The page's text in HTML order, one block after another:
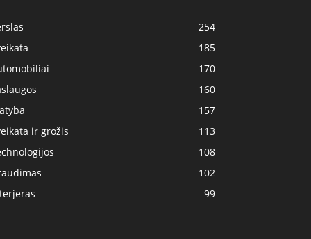
254
185
170
160
157
ir grožis
113
108
102
99